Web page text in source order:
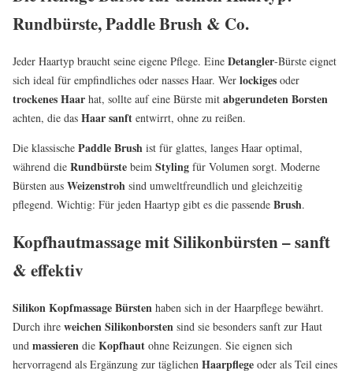
Rundbürste, Paddle Brush & Co.
Jeder Haartyp braucht seine eigene Pflege. Eine Detangler-Bürste eignet
sich ideal für empfindliches oder nasses Haar. Wer lockiges oder
trockenes Haar hat, sollte auf eine Bürste mit abgerundeten Borsten
achten, die das Haar sanft entwirrt, ohne zu reißen.
Die klassische Paddle Brush ist für glattes, langes Haar optimal,
während die Rundbürste beim Styling für Volumen sorgt. Moderne
Bürsten aus Weizenstroh sind umweltfreundlich und gleichzeitig
pflegend. Wichtig: Für jeden Haartyp gibt es die passende Brush.
Kopfhautmassage mit Silikonbürsten – sanft
& effektiv
Silikon Kopfmassage Bürsten haben sich in der Haarpflege bewährt.
Durch ihre weichen Silikonborsten sind sie besonders sanft zur Haut
und massieren die Kopfhaut ohne Reizungen. Sie eignen sich
hervorragend als Ergänzung zur täglichen Haarpflege oder als Teil eines